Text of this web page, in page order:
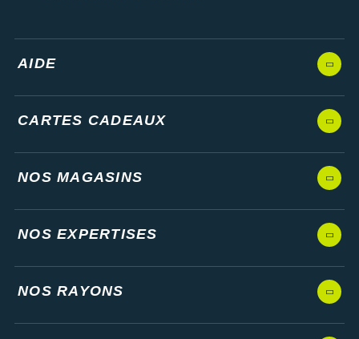
AIDE
CARTES CADEAUX
NOS MAGASINS
NOS EXPERTISES
NOS RAYONS